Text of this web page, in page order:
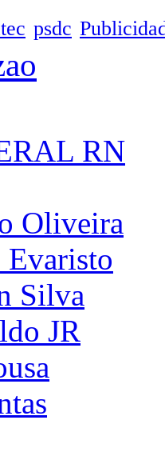
psdc
RN
Oliveira
Silva
JR